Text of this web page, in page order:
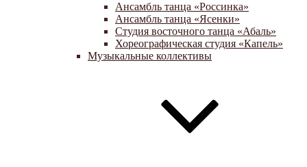
Ансамбль танца «Россинка»
Ансамбль танца «Ясенки»
Студия восточного танца «Абаль»
Хореографическая студия «Капель»
Музыкальные коллективы